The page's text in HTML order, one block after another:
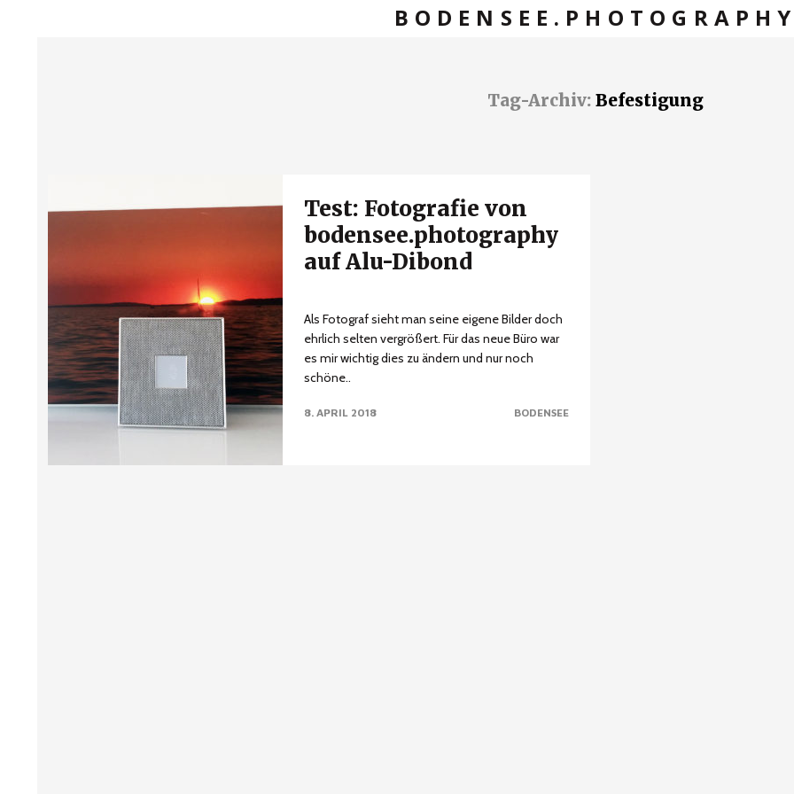
BODENSEE.PHOTOGRAPHY
Tag-Archiv: Befestigung
Test: Fotografie von
bodensee.photography
auf Alu-Dibond
Als Fotograf sieht man seine eigene Bilder doch
ehrlich selten vergrößert. Für das neue Büro war
es mir wichtig dies zu ändern und nur noch
schöne..
8. APRIL 2018 BODENSEE